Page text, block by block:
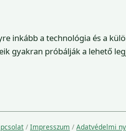
inkább a technológia és a
gyakran próbálják a lehető
/ Impresszum / Adatvédelmi